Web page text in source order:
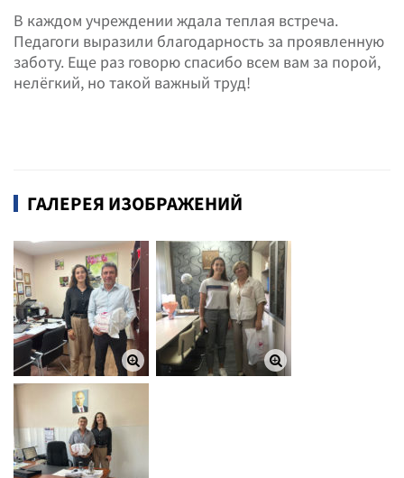
В каждом учреждении ждала теплая встреча.
Педагоги выразили благодарность за проявленную
заботу. Еще раз говорю спасибо всем вам за порой,
нелёгкий, но такой важный труд!
ГАЛЕРЕЯ ИЗОБРАЖЕНИЙ